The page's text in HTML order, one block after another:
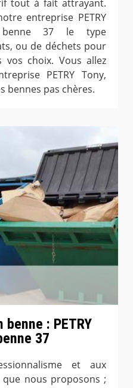
tout à fait attrayant.
entreprise PETRY
37 le type
ou de déchets pour
vos choix. Vous allez
PETRY Tony,
bennes pas chères.
: PETRY
37
et aux
nous proposons ;